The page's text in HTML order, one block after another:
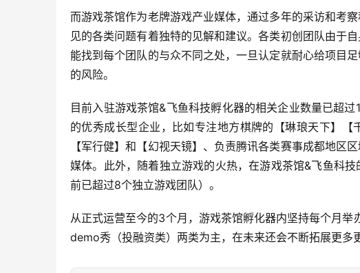
而游戏茶馆作为老牌游戏产业媒体，通过多年的采访和考
见的各类问题有着独特的见解和建议。各类初创团队由于
能找到每个团队的与众不同之处，一旦认定就耐心给项目
的风险。
目前入驻游戏茶馆&飞鱼科技孵化器的相关企业数量已超
的优秀成长型企业，比如专注地方棋牌的【琳琅天下】
【军行健】和【幻视天镜】、负责腾讯各类赛事成都地区
媒体。此外，随着独立游戏的火热，在游戏茶馆&飞鱼科
前已超过8个独立游戏团队）。
从正式运营至今的3个月，游戏茶馆孵化器内坚持每个月
demo秀（投融资类）两类为主，在未来还会不断拓展更多